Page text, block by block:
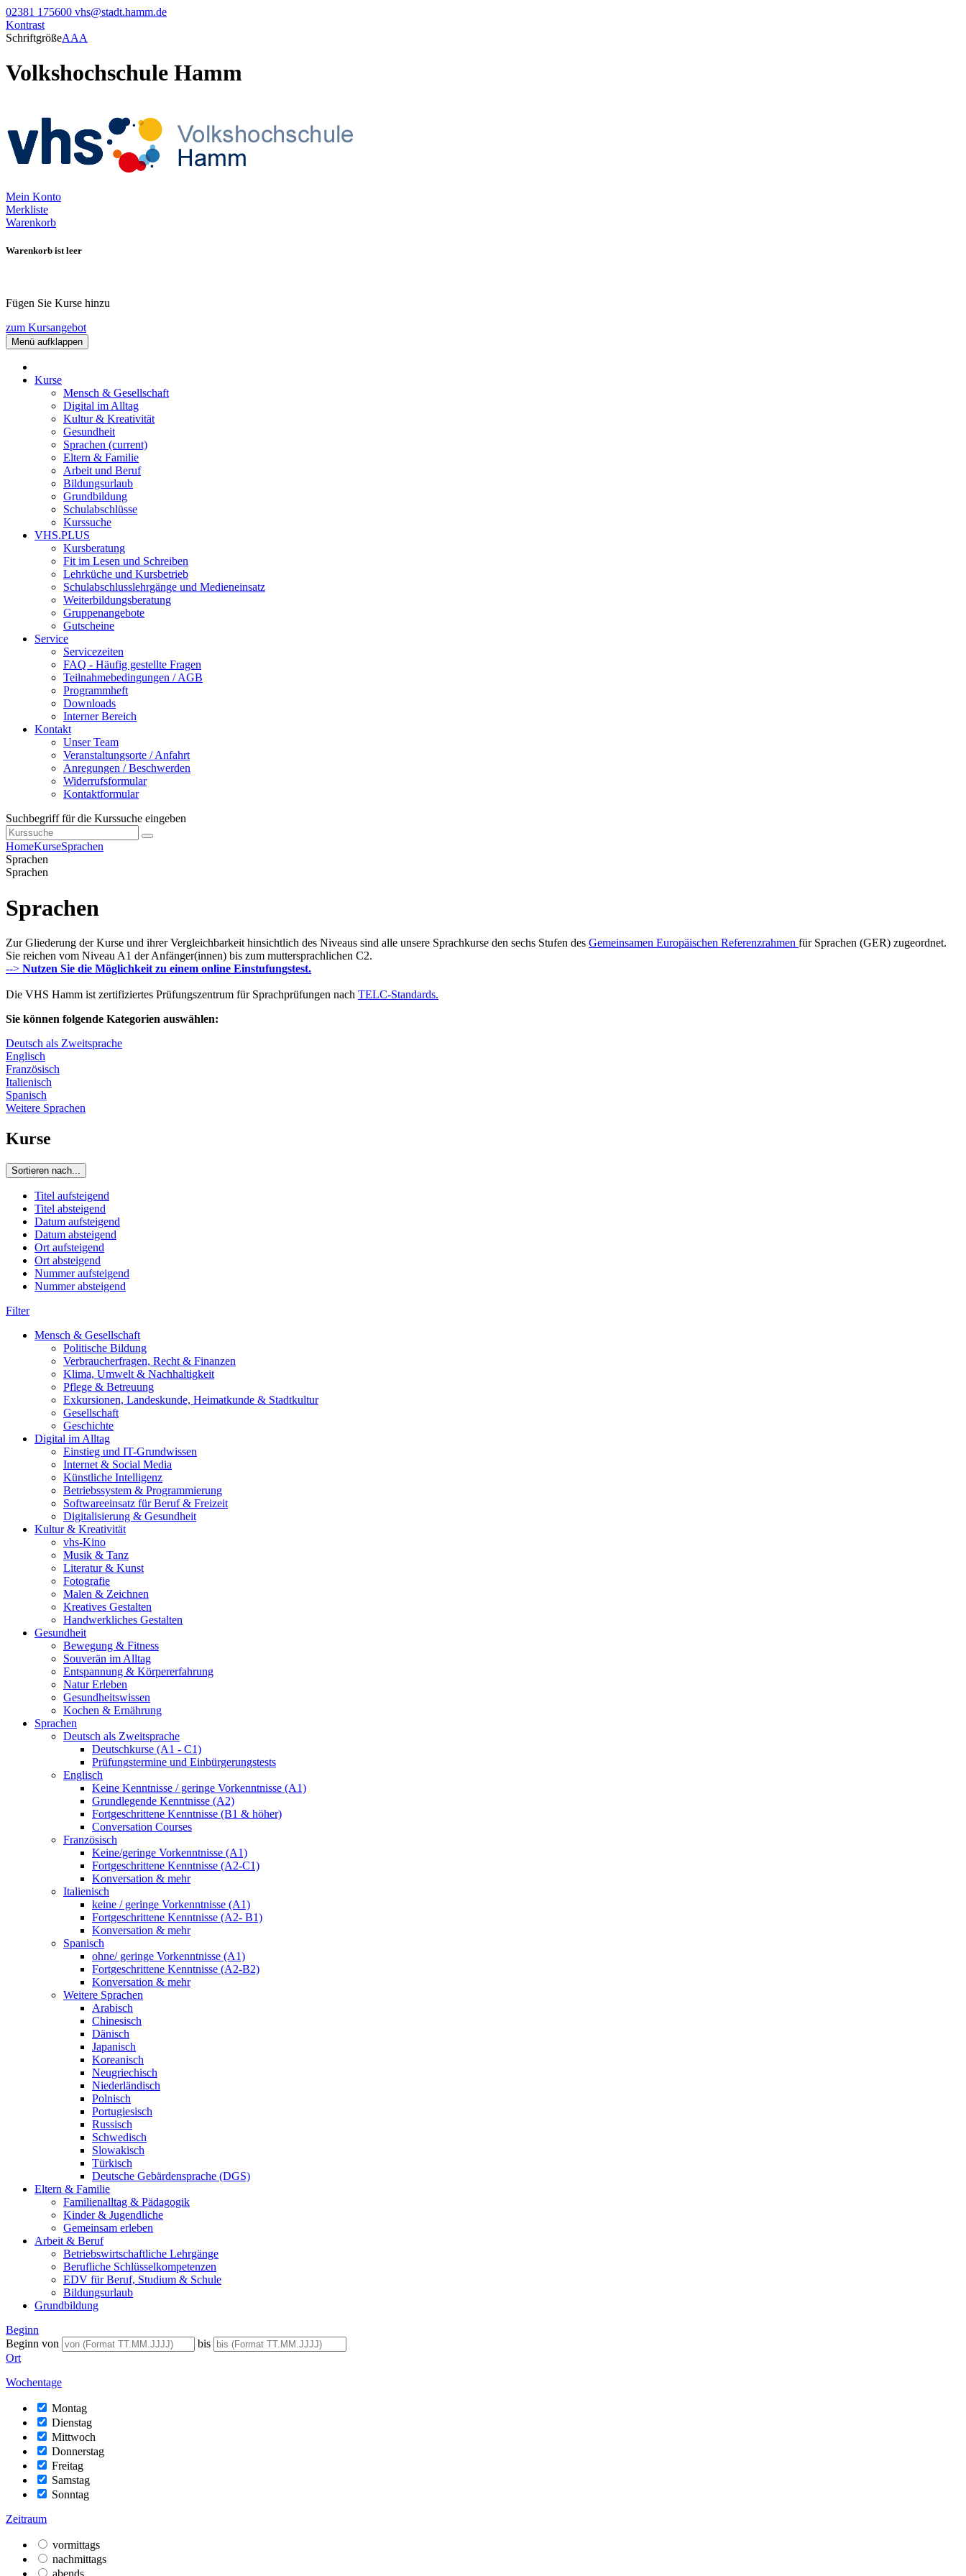
02381 175600 vhs@stadt.hamm.de
Kontrast
SchriftgrößeAAA
Volkshochschule Hamm
Mein Konto
Merkliste
Warenkorb
Warenkorb ist leer
Fügen Sie Kurse hinzu
zum Kursangebot
Menü aufklappen
Kurse
Mensch & Gesellschaft
Digital im Alltag
Kultur & Kreativität
Gesundheit
Sprachen (current)
Eltern & Familie
Arbeit und Beruf
Bildungsurlaub
Grundbildung
Schulabschlüsse
Kurssuche
VHS.PLUS
Kursberatung
Fit im Lesen und Schreiben
Lehrküche und Kursbetrieb
Schulabschlusslehrgänge und Medieneinsatz
Weiterbildungsberatung
Gruppenangebote
Gutscheine
Service
Servicezeiten
FAQ - Häufig gestellte Fragen
Teilnahmebedingungen / AGB
Programmheft
Downloads
Interner Bereich
Kontakt
Unser Team
Veranstaltungsorte / Anfahrt
Anregungen / Beschwerden
Widerrufsformular
Kontaktformular
Suchbegriff für die Kurssuche eingeben
HomeKurseSprachen
Sprachen
Sprachen
Sprachen
Zur Gliederung der Kurse und ihrer Vergleichbarkeit hinsichtlich des Niveaus sind alle unsere Sprachkurse den sechs Stufen des Gemeinsamen Europäischen Referenzrahmen für Sprachen (GER) zugeordnet.
Sie reichen vom Niveau A1 der Anfänger(innen) bis zum muttersprachlichen C2.
--> Nutzen Sie die Möglichkeit zu einem online Einstufungstest.
Die VHS Hamm ist zertifiziertes Prüfungszentrum für Sprachprüfungen nach TELC-Standards.
Sie können folgende Kategorien auswählen:
Deutsch als Zweitsprache
Englisch
Französisch
Italienisch
Spanisch
Weitere Sprachen
Kurse
Sortieren nach...
Titel aufsteigend
Titel absteigend
Datum aufsteigend
Datum absteigend
Ort aufsteigend
Ort absteigend
Nummer aufsteigend
Nummer absteigend
Filter
Mensch & Gesellschaft
Politische Bildung
Verbraucherfragen, Recht & Finanzen
Klima, Umwelt & Nachhaltigkeit
Pflege & Betreuung
Exkursionen, Landeskunde, Heimatkunde & Stadtkultur
Gesellschaft
Geschichte
Digital im Alltag
Einstieg und IT-Grundwissen
Internet & Social Media
Künstliche Intelligenz
Betriebssystem & Programmierung
Softwareeinsatz für Beruf & Freizeit
Digitalisierung & Gesundheit
Kultur & Kreativität
vhs-Kino
Musik & Tanz
Literatur & Kunst
Fotografie
Malen & Zeichnen
Kreatives Gestalten
Handwerkliches Gestalten
Gesundheit
Bewegung & Fitness
Souverän im Alltag
Entspannung & Körpererfahrung
Natur Erleben
Gesundheitswissen
Kochen & Ernährung
Sprachen
Deutsch als Zweitsprache
Deutschkurse (A1 - C1)
Prüfungstermine und Einbürgerungstests
Englisch
Keine Kenntnisse / geringe Vorkenntnisse (A1)
Grundlegende Kenntnisse (A2)
Fortgeschrittene Kenntnisse (B1 & höher)
Conversation Courses
Französisch
Keine/geringe Vorkenntnisse (A1)
Fortgeschrittene Kenntnisse (A2-C1)
Konversation & mehr
Italienisch
keine / geringe Vorkenntnisse (A1)
Fortgeschrittene Kenntnisse (A2- B1)
Konversation & mehr
Spanisch
ohne/ geringe Vorkenntnisse (A1)
Fortgeschrittene Kenntnisse (A2-B2)
Konversation & mehr
Weitere Sprachen
Arabisch
Chinesisch
Dänisch
Japanisch
Koreanisch
Neugriechisch
Niederländisch
Polnisch
Portugiesisch
Russisch
Schwedisch
Slowakisch
Türkisch
Deutsche Gebärdensprache (DGS)
Eltern & Familie
Familienalltag & Pädagogik
Kinder & Jugendliche
Gemeinsam erleben
Arbeit & Beruf
Betriebswirtschaftliche Lehrgänge
Berufliche Schlüsselkompetenzen
EDV für Beruf, Studium & Schule
Bildungsurlaub
Grundbildung
Beginn
Beginn von
bis
Ort
Wochentage
Montag
Dienstag
Mittwoch
Donnerstag
Freitag
Samstag
Sonntag
Zeitraum
vormittags
nachmittags
abends